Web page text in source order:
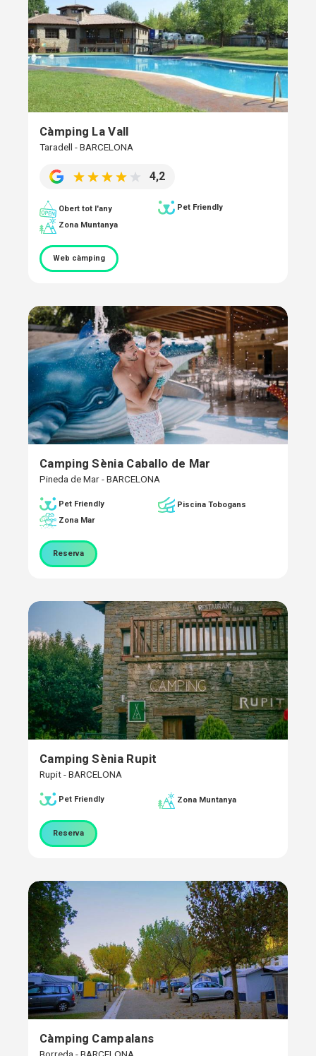
Càmping La Vall
Taradell - BARCELONA
4,2
Obert tot l'any
Pet Friendly
Zona Muntanya
Web càmping
Camping Sènia Caballo de Mar
Pineda de Mar - BARCELONA
Pet Friendly
Piscina Tobogans
Zona Mar
Reserva
Camping Sènia Rupit
Rupit - BARCELONA
Pet Friendly Zona Muntanya
Reserva
Càmping Campalans